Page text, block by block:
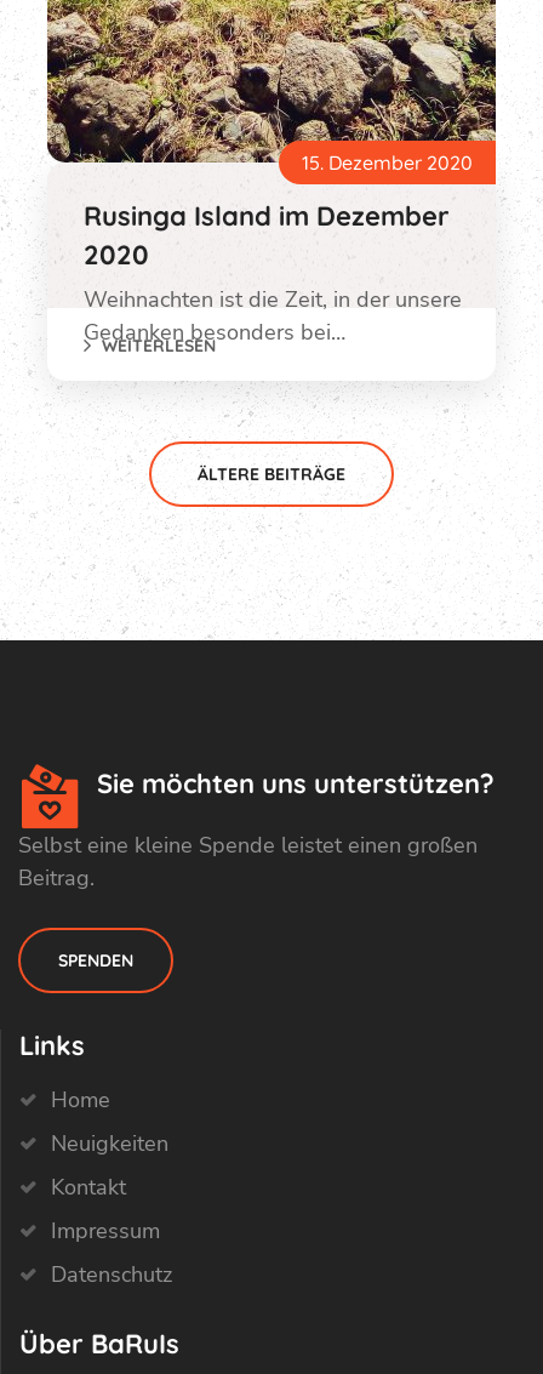
15. Dezember 2020
Rusinga Island im Dezember
2020
Weihnachten ist die Zeit, in der unsere
Gedanken besonders bei…
WEITERLESEN
ÄLTERE BEITRÄGE
Sie möchten uns unterstützen?
Selbst eine kleine Spende leistet einen großen
Beitrag.
SPENDEN
Links
Home
Neuigkeiten
Kontakt
Impressum
Datenschutz
Über BaRuIs